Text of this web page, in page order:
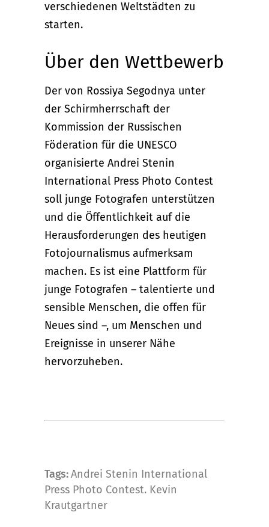
verschiedenen Weltstädten zu
starten.
Über den Wettbewerb
Der von Rossiya Segodnya unter
der Schirmherrschaft der
Kommission der Russischen
Föderation für die UNESCO
organisierte Andrei Stenin
International Press Photo Contest
soll junge Fotografen unterstützen
und die Öffentlichkeit auf die
Herausforderungen des heutigen
Fotojournalismus aufmerksam
machen. Es ist eine Plattform für
junge Fotografen – talentierte und
sensible Menschen, die offen für
Neues sind –, um Menschen und
Ereignisse in unserer Nähe
hervorzuheben.
Tags: Andrei Stenin International
Press Photo Contest. Kevin
Krautgartner